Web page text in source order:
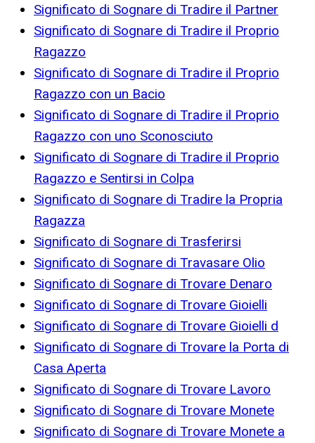
Significato di Sognare di Tradire il Partner
Significato di Sognare di Tradire il Proprio
Ragazzo
Significato di Sognare di Tradire il Proprio
Ragazzo con un Bacio
Significato di Sognare di Tradire il Proprio
Ragazzo con uno Sconosciuto
Significato di Sognare di Tradire il Proprio
Ragazzo e Sentirsi in Colpa
Significato di Sognare di Tradire la Propria
Ragazza
Significato di Sognare di Trasferirsi
Significato di Sognare di Travasare Olio
Significato di Sognare di Trovare Denaro
Significato di Sognare di Trovare Gioielli
Significato di Sognare di Trovare Gioielli d
Significato di Sognare di Trovare la Porta di
Casa Aperta
Significato di Sognare di Trovare Lavoro
Significato di Sognare di Trovare Monete
Significato di Sognare di Trovare Monete a